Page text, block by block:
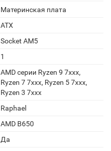
Материнская плата
ATX
Socket AM5
1
AMD серии Ryzen 9 7xxx,
Ryzen 7 7xxx, Ryzen 5 7xxx,
Ryzen 3 7xxx
Raphael
AMD B650
Да